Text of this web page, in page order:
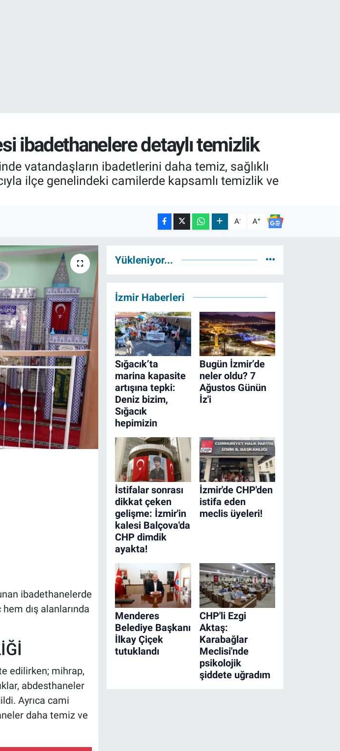
ibadethanelere detaylı temizlik
vatandaşların ibadetlerini daha temiz, sağlıklı
ilçe genelindeki camilerde kapsamlı temizlik ve
A- A+
ibadethanelerde
dış alanlarında
edilirken; mihrap,
abdesthaneler
Ayrıca cami
daha temiz ve
Yükleniyor...
İzmir Haberleri
Sığacık’ta
marina kapasite
artışına tepki:
Deniz bizim,
Sığacık
hepimizin
Bugün İzmir’de
neler oldu? 7
Ağustos Günün
İz'i
İstifalar sonrası
dikkat çeken
gelişme: İzmir'in
kalesi Balçova'da
CHP dimdik
ayakta!
İzmir'de CHP'den
istifa eden
meclis üyeleri!
Menderes
Belediye Başkanı
İlkay Çiçek
tutuklandı
CHP'li Ezgi
Aktaş:
Karabağlar
Meclisi'nde
psikolojik
şiddete uğradım